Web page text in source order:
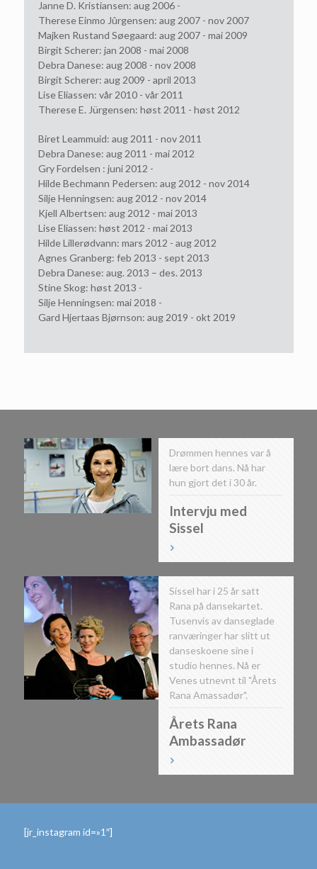
Janne D. Kristiansen: aug 2006 -
Therese Einmo Jûrgensen: aug 2007 - nov 2007
Majken Rustand Søegaard: aug 2007 - mai 2009
Birgit Scherer: jan 2008 - mai 2008
Debra Danese: aug 2008 - nov 2008
Birgit Scherer: aug 2009 - april 2013
Lise Eliassen: vår 2010 - vår 2011
Therese E. Jürgensen: høst 2011 - høst 2012
Biret Leammuid: aug 2011 - nov 2011
Debra Danese: aug 2011 - mai 2012
Gry Fordelsen : juni 2012 -
Hilde Bechmann Pedersen: aug 2012 - nov 2014
Silje Henningsen: aug 2012 - nov 2014
Kjell Albertsen: aug 2012 - mai 2013
Lise Eliassen: høst 2012 - mai 2013
Hilde Lillerødvann: mars 2012 - aug 2012
Agnes Granberg: feb 2013 - sept 2013
Debra Danese: aug. 2013 – des. 2013
Stine Skog: høst 2013 -
Silje Henningsen: mai 2018 -
Gard Hjertaas Bjørnson: aug 2019 - okt 2019
Drømmen hennes var å
lære bort dans. Nå har
hun gjort det i 30 år.
Intervju med
Sissel
Sissel har i 25 år satt
Rana på dansekartet.
Tusenvis av danseglade
ranværinger har slitt ut
danseskoene sine i
studio hennes. Nå er
Venes utnevnt til "Årets
Rana Amassadør".
Årets Rana
Ambassadør
[jr_instagram id=»1″]